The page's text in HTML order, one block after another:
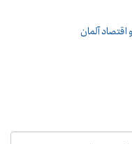
آلمان